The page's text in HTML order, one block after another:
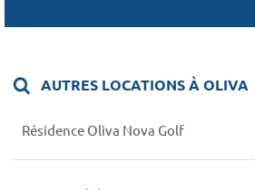
AUTRES LOCATIONS À OLIVA
Résidence Oliva Nova Golf